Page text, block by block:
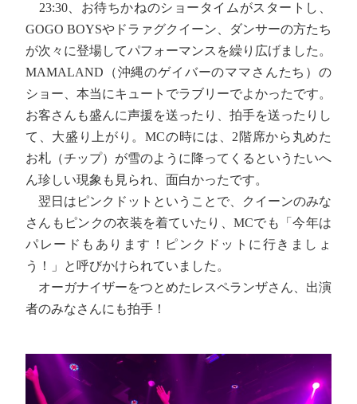
23:30、お待ちかねのショータイムがスタートし、
GOGO BOYSやドラァグクイーン、ダンサーの方たち
が次々に登場してパフォーマンスを繰り広げました。
MAMALAND（沖縄のゲイバーのママさんたち）の
ショー、本当にキュートでラブリーでよかったです。
お客さんも盛んに声援を送ったり、拍手を送ったりし
て、大盛り上がり。MCの時には、2階席から丸めた
お札（チップ）が雪のように降ってくるというたいへ
ん珍しい現象も見られ、面白かったです。
翌日はピンクドットということで、クイーンのみな
さんもピンクの衣装を着ていたり、MCでも「今年は
パレードもあります！ピンクドットに行きましょ
う！」と呼びかけられていました。
オーガナイザーをつとめたレスペランザさん、出演
者のみなさんにも拍手！